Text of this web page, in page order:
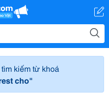
kiếm từ khoá
cho"